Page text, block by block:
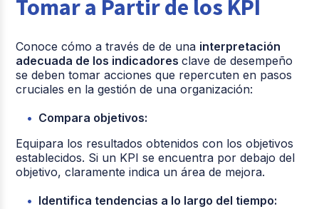
Tomar a Partir de los KPI
Conoce cómo a través de de una interpretación
adecuada de los indicadoresclave de desempeño
se deben tomar acciones que repercuten en pasos
cruciales en la gestión de una organización:
Compara objetivos:
Equipara los resultados obtenidos con los objetivos
establecidos. Si un KPI se encuentra por debajo del
objetivo, claramente indica un área de mejora.
Identifica tendencias a lo largo del tiempo: